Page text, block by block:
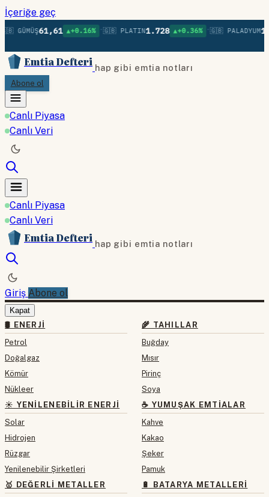
İçeriğe geç
GÜMÜŞ61,61 ▲+0.16% • 🇬🇧 PLATIN1.728 ▲+0.36% • 🇬🇧 PALADYUM
Emtia Defteri hap gibi emtia notları
Abone ol
Canlı Piyasa
Canlı Veri
Canlı Piyasa
Canlı Veri
Emtia Defteri hap gibi emtia notları
Giriş Abone ol
Kapat
🛢 ENERJI
Petrol
Doğalgaz
Kömür
Nükleer
☀️ YENILENEBILIR ENERJI
Solar
Hidrojen
Rüzgar
Yenilenebilir Şirketleri
🥇 DEĞERLI METALLER
🌾 TAHILLAR
Buğday
Mısır
Pirinç
Soya
☕ YUMUŞAK EMTIALAR
Kahve
Kakao
Şeker
Pamuk
🔋 BATARYA METALLERI